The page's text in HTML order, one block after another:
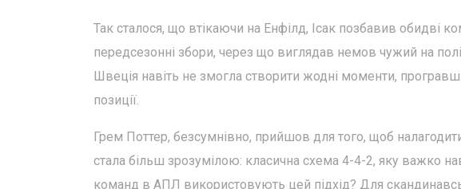
Так сталося, що втікаючи на Енфілд, Ісак позбавив обидві
передсезонні збори, через що виглядав немов чужий на
Швеція навіть не змогла створити жодні моменти,
позиції.
Грем Поттер, безсумнівно, прийшов для того, щоб
стала більш зрозумілою: класична схема 4-4-2, яку важко
команд в АПЛ використовують цей підхід? Для